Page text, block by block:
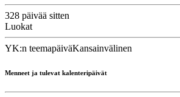
328 päivää sitten
Luokat
YK:n teemapäiväKansainvälinen
Menneet ja tulevat kalenteripäivät